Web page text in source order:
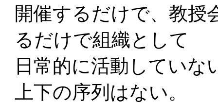
開催するだけで、教授
るだけで組織として
日常的に活動していな
上下の序列はない。